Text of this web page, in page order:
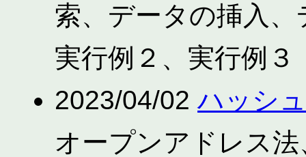
索、データの挿入
実行例２、実行例３
2023/04/02ハッシ
オープンアドレス